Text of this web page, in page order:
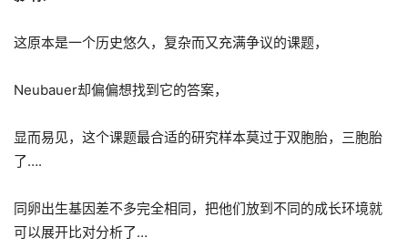
这原本是一个历史悠久，复杂而又充满争议的课题，
Neubauer却偏偏想找到它的答案，
显而易见，这个课题最合适的研究样本莫过于双胞胎，三胞胎
了….
同卵出生基因差不多完全相同，把他们放到不同的成长环境就
可以展开比对分析了…